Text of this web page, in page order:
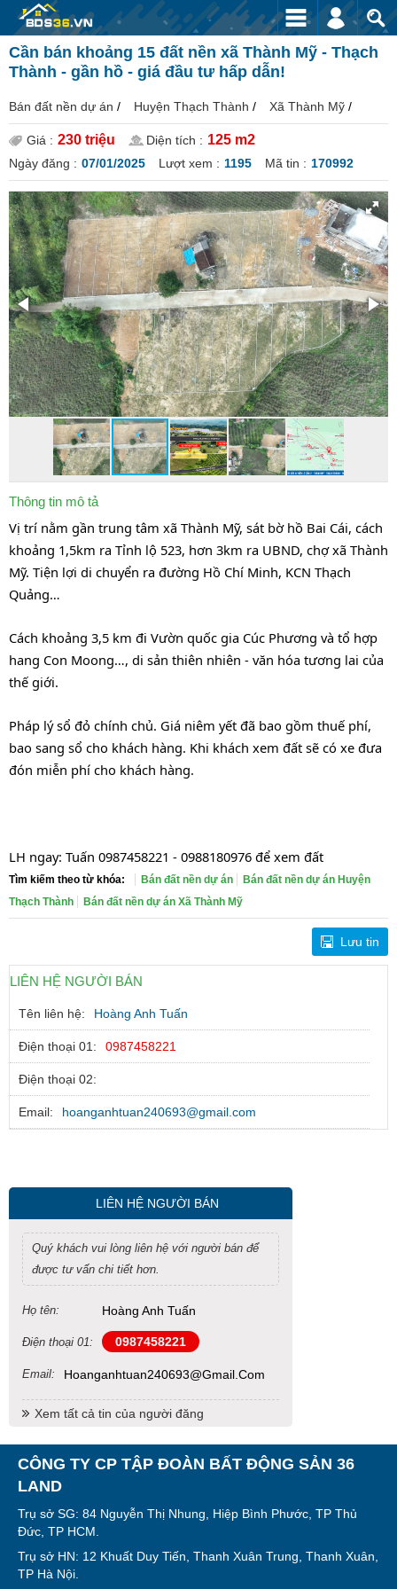
Cần bán khoảng 15 đất nền xã Thành Mỹ - Thạch
Thành - gần hồ - giá đầu tư hấp dẫn!
Bán đất nền dự án / Huyện Thạch Thành / Xã Thành Mỹ /
Giá : 230 triệu Diện tích : 125 m2
Ngày đăng : 07/01/2025 Lượt xem : 1195 Mã tin : 170992
Thông tin mô tả
Vị trí nằm gần trung tâm xã Thành Mỹ, sát bờ hồ Bai Cái, cách
khoảng 1,5km ra Tỉnh lộ 523, hơn 3km ra UBND, chợ xã Thành
Mỹ. Tiện lợi di chuyển ra đường Hồ Chí Minh, KCN Thạch
Quảng…
Cách khoảng 3,5 km đi Vườn quốc gia Cúc Phương và tổ hợp
hang Con Moong…, di sản thiên nhiên - văn hóa tương lai của
thế giới.
Pháp lý sổ đỏ chính chủ. Giá niêm yết đã bao gồm thuế phí,
bao sang sổ cho khách hàng. Khi khách xem đất sẽ có xe đưa
đón miễn phí cho khách hàng.
LH ngay: Tuấn 0987458221 - 0988180976 để xem đất
Tìm kiếm theo từ khóa: Bán đất nền dự án
Bán đất nền dự án Huyện
Thạch Thành
Bán đất nền dự án Xã Thành Mỹ
Lưu tin
LIÊN HỆ NGƯỜI BÁN
Tên liên hệ: Hoàng Anh Tuấn
Điện thoại 01: 0987458221
Điện thoại 02:
Email: hoanganhtuan240693@gmail.com
LIÊN HỆ NGƯỜI BÁN
Quý khách vui lòng liên hệ với người bán để
được tư vấn chi tiết hơn.
Họ tên: Hoàng Anh Tuấn
Điện thoại 01: 0987458221
Email: Hoanganhtuan240693@gmail.com
Xem tất cả tin của người đăng
CÔNG TY CP TẬP ĐOÀN BẤT ĐỘNG SẢN 36
LAND
Trụ sở SG: 84 Nguyễn Thị Nhung, Hiệp Bình Phước, TP Thủ
Đức, TP HCM.
Trụ sở HN: 12 Khuất Duy Tiến, Thanh Xuân Trung, Thanh Xuân,
TP Hà Nội.